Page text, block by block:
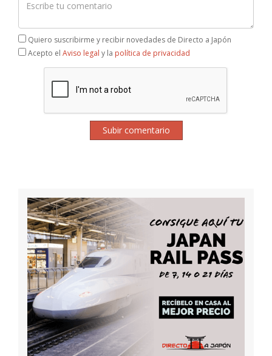
Quiero suscribirme y recibir novedades de Directo a Japón
Acepto el Aviso legal y la política de privacidad
Subir comentario